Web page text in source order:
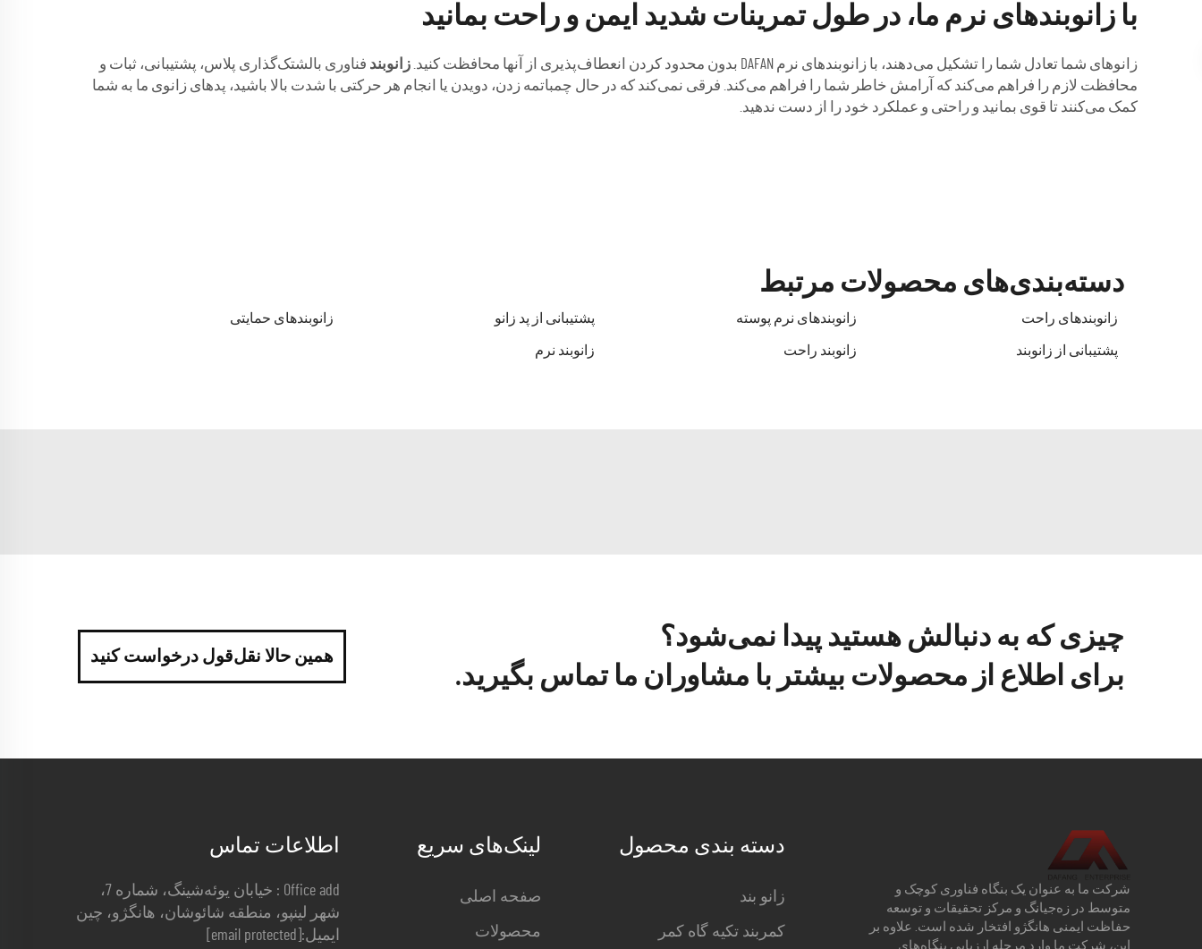
با زانوبندهای نرم ما، در طول تمرینات شدید ایمن و راحت بمانید
زانوهای شما تعادل شما را تشکیل می‌دهند، با زانوبندهای نرم DAFAN بدون محدود کردن انعطاف‌پذیری از آنها محافظت کنید. زانوبند فناوری بالشتک‌گذاری پلاس، پشتیبانی، ثبات و
محافظت لازم را فراهم می‌کند که آرامش خاطر شما را فراهم می‌کند. فرقی نمی‌کند که در حال چمباتمه زدن، دویدن یا انجام هر حرکتی با شدت بالا باشید، پدهای زانوی ما به شما
کمک می‌کنند تا قوی بمانید و راحتی و عملکرد خود را از دست ندهید.
دسته‌بندی‌های محصولات مرتبط
زانوبندهای راحت زانوبندهای نرم پوسته پشتیبانی از پد زانو زانوبندهای حمایتی
پشتیبانی از زانوبند زانوبند راحت زانوبند نرم
چیزی که به دنبالش هستید پیدا نمی‌شود؟
برای اطلاع از محصولات بیشتر با مشاوران ما تماس بگیرید.
همین حالا نقل‌قول درخواست کنید
شرکت ما به عنوان یک بنگاه فناوری کوچک و
متوسط در زه‌جیانگ و مرکز تحقیقات و توسعه
حفاظت ایمنی هانگژو افتخار شده است. علاوه بر
این، شرکت ما وارد مرحله ارزیابی بنگاه‌های
دسته بندی محصول
زانو بند
کمربند تکیه گاه کمر
لینک‌های سریع
صفحه اصلی
محصولات
اطلاعات تماس
Office add : خیابان یوئه‌شینگ، شماره 7،
شهر لینپو، منطقه شائوشان، هانگژو، چین
ایمیل: